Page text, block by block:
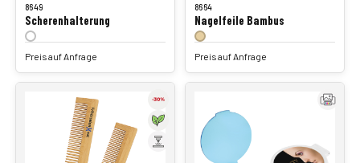
8649
Scherenhalterung
Preis auf Anfrage
8664
Nagelfeile Bambus
Preis auf Anfrage